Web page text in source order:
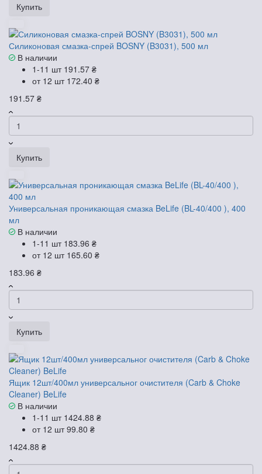
Купить
Силиконовая смазка-спрей BOSNY (B3031), 500 мл
В наличии
1-11 шт 191.57 ₴
от 12 шт 172.40 ₴
191.57 ₴
Купить
Универсальная проникающая смазка BeLife (BL-40/400 ), 400
мл
В наличии
1-11 шт 183.96 ₴
от 12 шт 165.60 ₴
183.96 ₴
Купить
Ящик 12шт/400мл универсальног очистителя (Carb & Choke
Cleaner) BeLife
В наличии
1-11 шт 1424.88 ₴
от 12 шт99.80 ₴
1424.88 ₴